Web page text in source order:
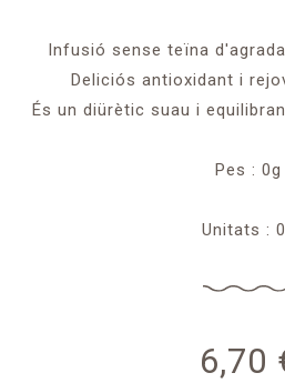
Infusió sense teïna
Deliciós antioxidant i
És un diürètic suau i
Pes : 0g
Unitats :
6,70